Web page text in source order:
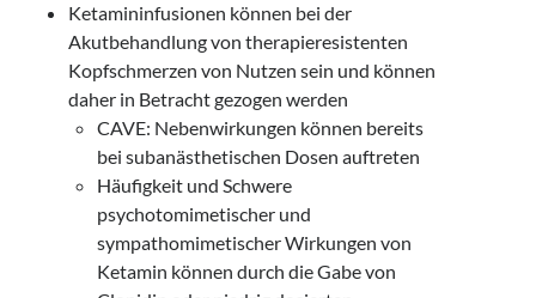
Ketamininfusionen können bei der
Akutbehandlung von therapieresistenten
Kopfschmerzen von Nutzen sein und können
daher in Betracht gezogen werden
CAVE: Nebenwirkungen können bereits
bei subanästhetischen Dosen auftreten
Häufigkeit und Schwere
psychotomimetischer und
sympathomimetischer Wirkungen von
Ketamin können durch die Gabe von